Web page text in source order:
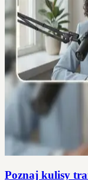
Poznaj kulisy